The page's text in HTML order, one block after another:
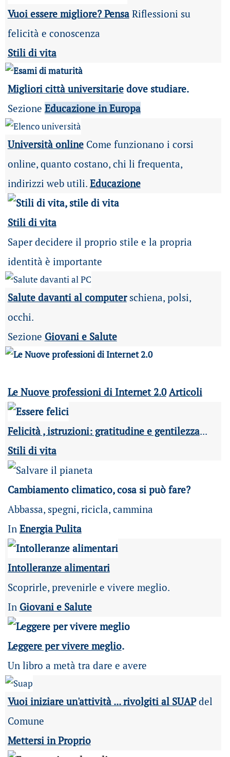
Vuoi essere migliore? PensaRiflessioni su
felicità e conoscenza
Stili di vita
Migliori città universitariedove studiare.
Sezione Educazione in Europa
Università online Come funzionano i corsi
online, quanto costano, chi li frequenta,
indirizzi web utili. Educazione
Stili di vita
Saper decidere il proprio stile e la propria
identità è importante
Salute davanti al computerschiena, polsi,
occhi.
Sezione Giovani e Salute
Le Nuove professioni di Internet 2.0 Articoli
Felicità , istruzioni: gratitudine e gentilezza...
Stili di vita
Cambiamento climatico, cosa si può fare?
Abbassa, spegni, ricicla, cammina
In Energia Pulita
Intolleranze alimentari
Scoprirle, prevenirle e vivere meglio.
In Giovani e Salute
Leggere per vivere meglio.
Un libro a metà tra dare e avere
Vuoi iniziare un'attività ... rivolgiti al SUAPdel
Comune
Mettersi in Proprio